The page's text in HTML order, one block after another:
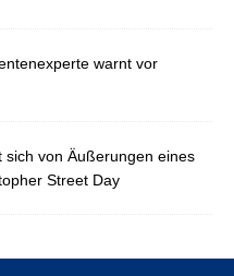
warnt vor
sich von Äußerungen eines
Street Day